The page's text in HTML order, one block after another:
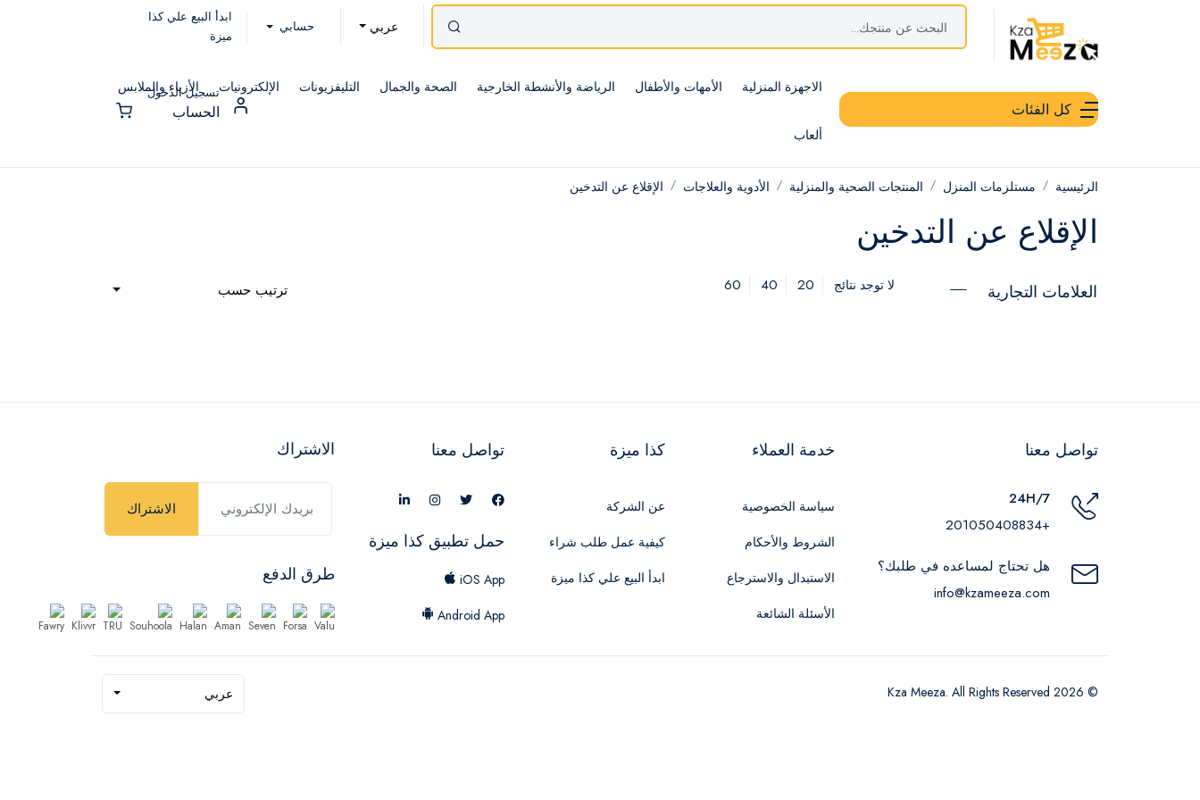
عربي حسابي
ابدأ البيع علي كذا
ميزة
كل الفئات
الاجهزة المنزلية الأمهات والأطفال الرياضة والأنشطة الخارجية الصحة والجمال التليفزيونات الإلكترونيات الأزياء والملابس
ألعاب
تسجيل الدخول
الحساب
الرئيسية مستلزمات المنزل المنتجات الصحية والمنزلية الأدوية والعلاجات الإقلاع عن التدخين
الإقلاع عن التدخين
العلامات التجارية لا توجد نتائج 20
40
60 ترتيب حسب
تواصل معنا
24H/7
+201050408834
هل تحتاج لمساعده في طلبك؟
info@kzameeza.com
خدمة العملاء
سياسة الخصوصية
الشروط والأحكام
الاستبدال والاسترجاع
الأسئلة الشائعة
كذا ميزة
عن الشركة
كيفية عمل طلب شراء
ابدأ البيع علي كذا ميزة
تواصل معنا
حمل تطبيق كذا ميزة
iOS App
Android App
الاشتراك
الاشتراك
طرق الدفع
© 2026 Kza Meeza. All Rights Reserved عربي